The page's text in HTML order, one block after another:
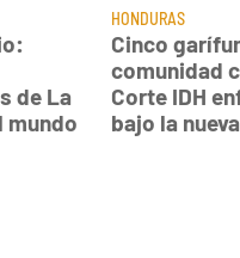
de La
mundo
HONDURAS
Cinco
comunidad
Corte IDH
bajo la